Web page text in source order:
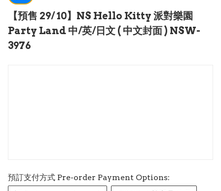
【預售 29/ 10】NS Hello Kitty 派對樂園
Party Land 中/英/日文 ( 中文封面 ) NSW-
3976
預訂支付方式 Pre-order Payment Options: